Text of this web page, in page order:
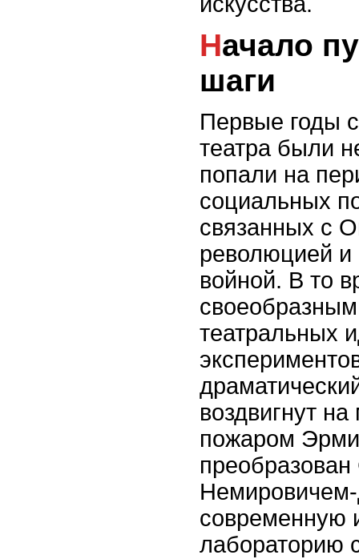
Начало пути и первые
шаги
Первые годы
театра были
попали на
социальных
связанных с
революцией и
войной. В то
театральных
воздвигнут
пожаром
современную
лабораторию